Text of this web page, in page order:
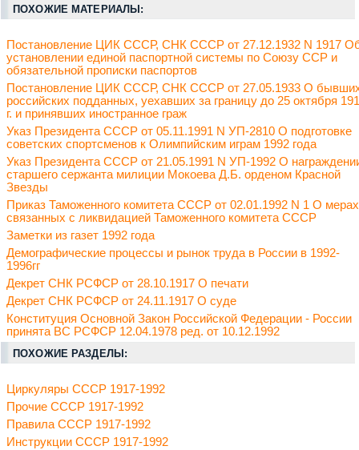
ПОХОЖИЕ МАТЕРИАЛЫ:
Постановление ЦИК СССР, СНК СССР от 27.12.1932 N 1917
установлении единой паспортной системы по Союзу ССР и
обязательной прописки паспортов
Постановление ЦИК СССР, СНК СССР от 27.05.1933 О
российских подданных, уехавших за границу до 25 октября
г. и принявших иностранное граж
Указ Президента СССР от 05.11.1991 N УП-2810 О подготовке
советских спортсменов к Олимпийским играм 1992 года
Указ Президента СССР от 21.05.1991 N УП-1992 О
старшего сержанта милиции Мокоева Д.Б. орденом Красной
Звезды
Приказ Таможенного комитета СССР от 02.01.1992 N 1 О
связанных с ликвидацией Таможенного комитета СССР
Заметки из газет 1992 года
Демографические процессы и рынок труда в России в 1992-
1996гг
Декрет СНК РСФСР от 28.10.1917 О печати
Декрет СНК РСФСР от 24.11.1917 О суде
Конституция Основной Закон Российской Федерации - России
принята ВС РСФСР 12.04.1978 ред. от 10.12.1992
ПОХОЖИЕ РАЗДЕЛЫ:
Циркуляры СССР 1917-1992
Прочие СССР 1917-1992
Правила СССР 1917-1992
Инструкции СССР 1917-1992